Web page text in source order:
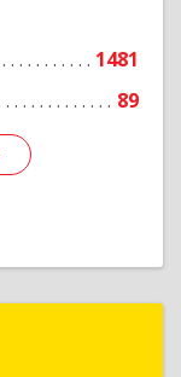
1481
89